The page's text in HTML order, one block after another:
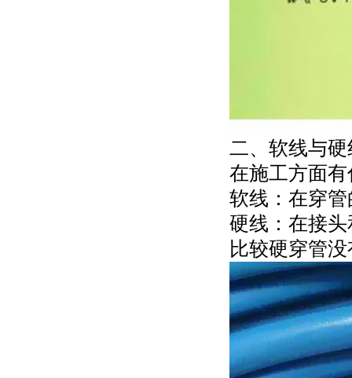
二、软线与
在施工方面
软线：在穿
硬线：在接
比较硬穿管